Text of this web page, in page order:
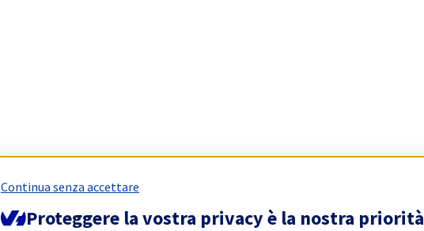
Continua senza accettare
Proteggere la vostra privacy è la nostra priorità